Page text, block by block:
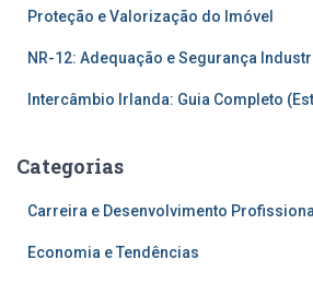
Proteção e Valorização do Imóvel
NR-12: Adequação e Segurança
Intercâmbio Irlanda: Guia Completo
Categorias
Carreira e Desenvolvimento Profissional
Economia e Tendências